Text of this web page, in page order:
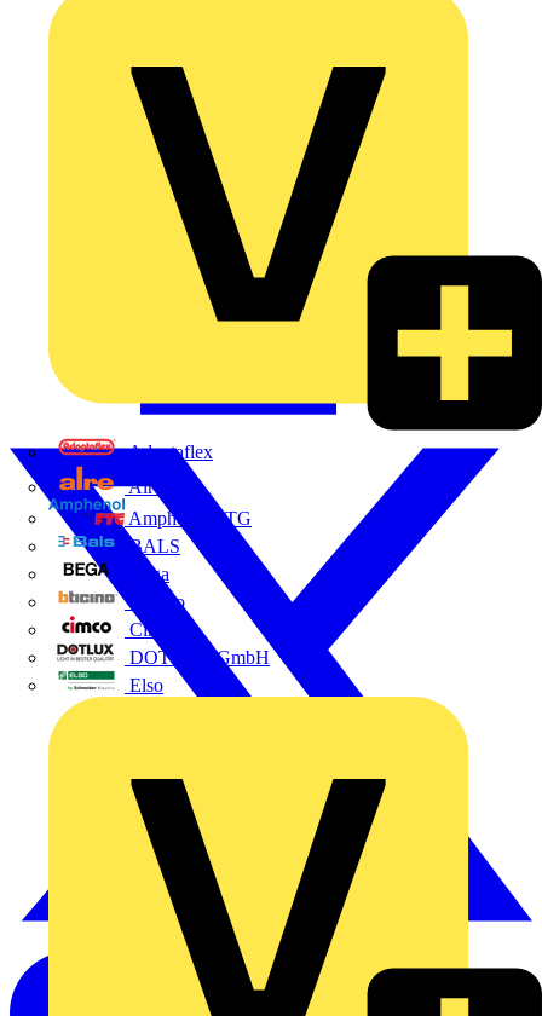
Adaptaflex
Alre
Amphenol FTG
BALS
Bega
Bticino
Cimco
DOTLUX GmbH
Elso